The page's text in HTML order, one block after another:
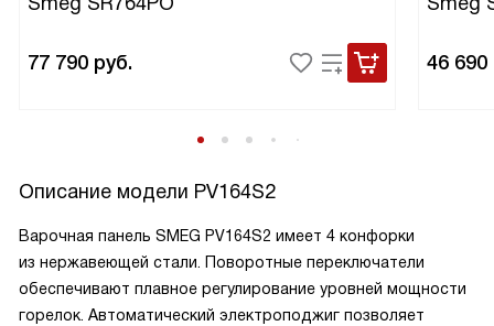
77 790 руб. 46 690
Описание модели PV164S2
Варочная панель SMEG PV164S2 имеет 4 конфорки
из нержавеющей стали. Поворотные переключатели
обеспечивают плавное регулирование уровней мощности
горелок. Автоматический электроподжиг позволяет